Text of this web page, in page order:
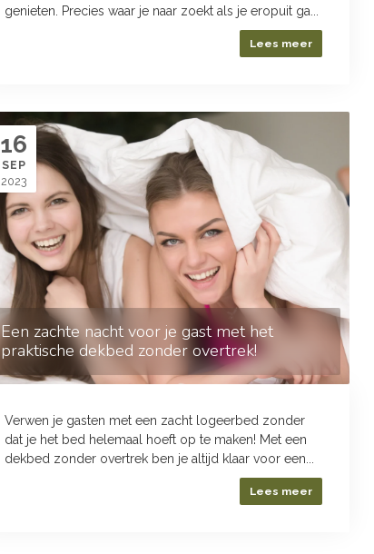
genieten. Precies waar je naar zoekt als je eropuit ga...
Lees meer
16
SEP
2023
Een zachte nacht voor je gast met het
praktische dekbed zonder overtrek!
Verwen je gasten met een zacht logeerbed zonder
dat je het bed helemaal hoeft op te maken! Met een
dekbed zonder overtrek ben je altijd klaar voor een...
Lees meer